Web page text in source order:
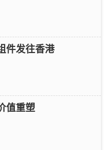
件发往香港
值重塑